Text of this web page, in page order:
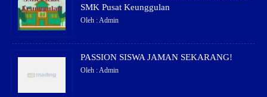
SMK Pusat Keunggulan
Oleh : Admin
PASSION SISWA JAMAN SEKARANG!
Oleh : Admin